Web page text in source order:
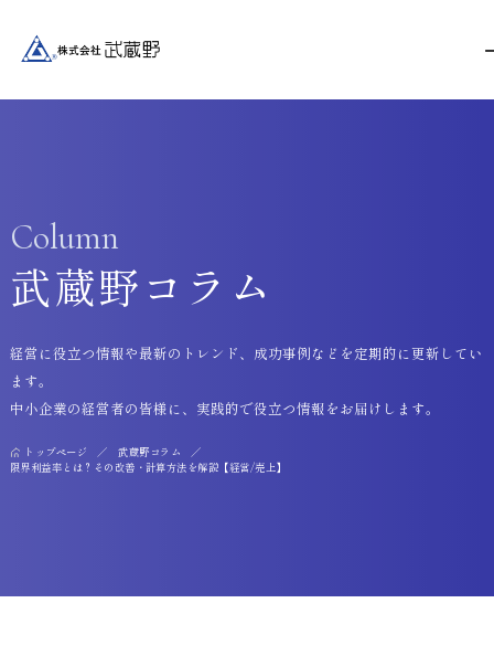
Column
武蔵野コラム
トップページ
武蔵野コラム
限界利益率とは？その改善・計算方法を解説【経営/売上】
経営に役立つ情報や最新のトレンド、成功事例などを定期的に更新してい
ます。
中小企業の経営者の皆様に、実践的で役立つ情報をお届けします。